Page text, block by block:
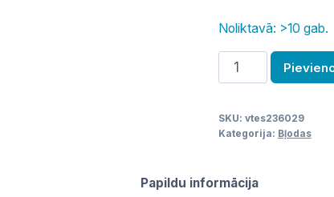
Noliktavā: >10 gab.
Bļoda
38x38x15
PP,
SKU: vtes236029
Kategorija: Bļodas
Papildu informācija